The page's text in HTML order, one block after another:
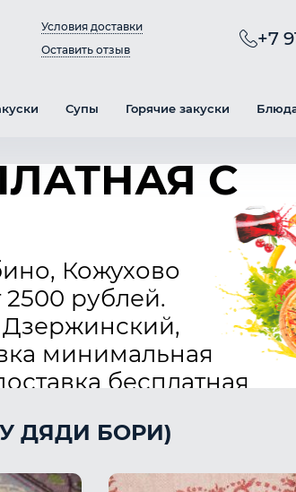
Условия доставки
Оставить отзыв
+7
Супы Горячие закуски
C
Кожухово
рублей.
Дзержинский,
минимальная
бесплатная
(У ДЯДИ БОРИ)